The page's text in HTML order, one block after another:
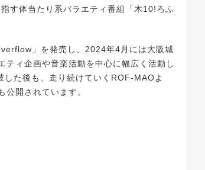
す体当たり系バラエティ番組「木10!ろふ
」を発売し、2024年4月には大阪城
ティ企画や音楽活動を中心に幅広く活動し
た後も、走り続けていくROF-MAOよ
開されています。